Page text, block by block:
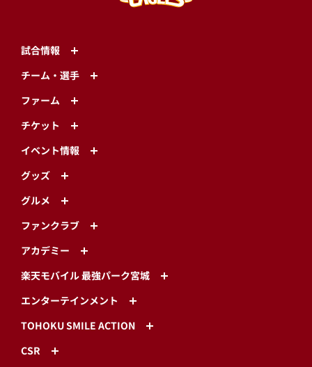
試合情報
チーム・選手
ファーム
チケット
イベント情報
グッズ
グルメ
ファンクラブ
アカデミー
楽天モバイル 最強パーク宮城
エンターテインメント
TOHOKU SMILE ACTION
CSR